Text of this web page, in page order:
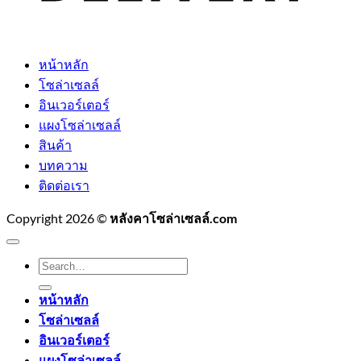
หน้าหลัก
โซล่าเซลล์
อินเวอร์เตอร์
แผงโซล่าเซลล์
สินค้า
บทความ
ติดต่อเรา
Copyright 2026 © หลังคาโซล่าเซลล์.com
Search
for:
หน้าหลัก
โซล่าเซลล์
อินเวอร์เตอร์